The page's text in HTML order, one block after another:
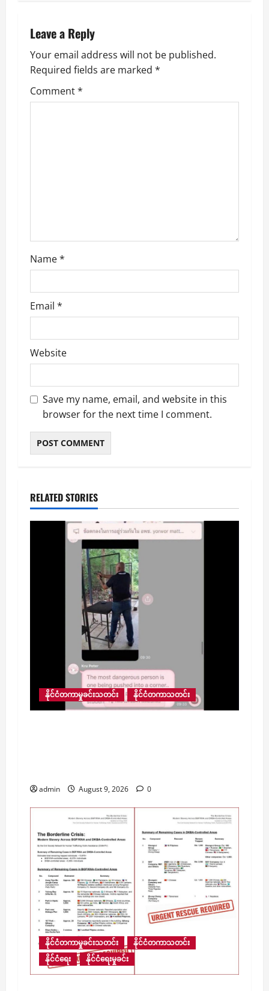
t
i
o
Leave a Reply
Your email address will not be published.
Required fields are marked *
Comment*
Name*
Email *
Website
Save my name, email, and website in this
browser for the next time I comment.
RELATED STORIES
နိုင်ငံတကာမှုခင်းသတင်း နိုင်ငံတကာသတင်း
admin August 9, 2026 0
နိုင်ငံတကာမှုခင်းသတင်း
နိုင်ငံတကာသတင်း
နိုင်ငံရေး
နိုင်ငံရေးမှုခင်း